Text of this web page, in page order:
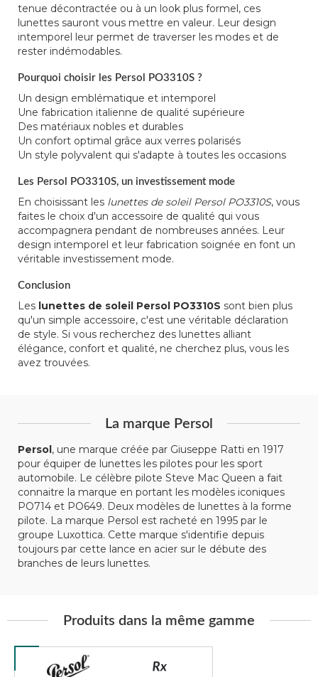
tenue décontractée ou à un look plus formel, ces
lunettes sauront vous mettre en valeur. Leur design
intemporel leur permet de traverser les modes et de
rester indémodables.
Pourquoi choisir les Persol PO3310S ?
Un design emblématique et intemporel
Une fabrication italienne de qualité supérieure
Des matériaux nobles et durables
Un confort optimal grâce aux verres polarisés
Un style polyvalent qui s'adapte à toutes les occasions
Les Persol PO3310S, un investissement mode
En choisissant les lunettes de soleil Persol PO3310S, vous
faites le choix d'un accessoire de qualité qui vous
accompagnera pendant de nombreuses années. Leur
design intemporel et leur fabrication soignée en font un
véritable investissement mode.
Conclusion
Les lunettes de soleil Persol PO3310S sont bien plus
qu'un simple accessoire, c'est une véritable déclaration
de style. Si vous recherchez des lunettes alliant
élégance, confort et qualité, ne cherchez plus, vous les
avez trouvées.
La marque Persol
Persol, une marque créée par Giuseppe Ratti en 1917
pour équiper de lunettes les pilotes pour les sport
automobile. Le célèbre pilote Steve Mac Queen a fait
connaitre la marque en portant les modèles iconiques
PO714 et PO649. Deux modèles de lunettes à la forme
pilote. La marque Persol est racheté en 1995 par le
groupe Luxottica. Cette marque s'identifie depuis
toujours par cette lance en acier sur le débute des
branches de leurs lunettes.
Produits dans la même gamme